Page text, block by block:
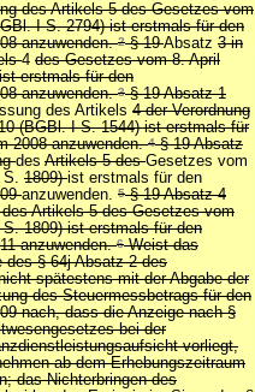
des Artikels 5 des Gesetzes vom
I S. 2794) ist erstmals für den
anzuwenden.2§ 19Absatz 3 in
4 des Gesetzes vom 8. April
erstmals für den
anzuwenden.3§ 19 Absatz 1
des Artikels 4 der Verordnung
(BGBl. I S. 1544) ist erstmals für
2008 anzuwenden.4§ 19 Absatz
des Artikels 5 desGesetzes vom
S. 1809)ist erstmals für den
anzuwenden. 5§ 19 Absatz 4
Artikels 5 des Gesetzes vom
1809) ist erstmals für den
anzuwenden.6Weist das
des § 64j Absatz 2 des
spätestens mit der Abgabe der
des Steuermessbetrags für den
nach, dass die Anzeige nach §
bei der
vorliegt,
ab dem Erhebungszeitraum
das Nichterbringen des